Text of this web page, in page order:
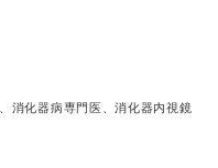
消化器病専門医、消化器内視鏡